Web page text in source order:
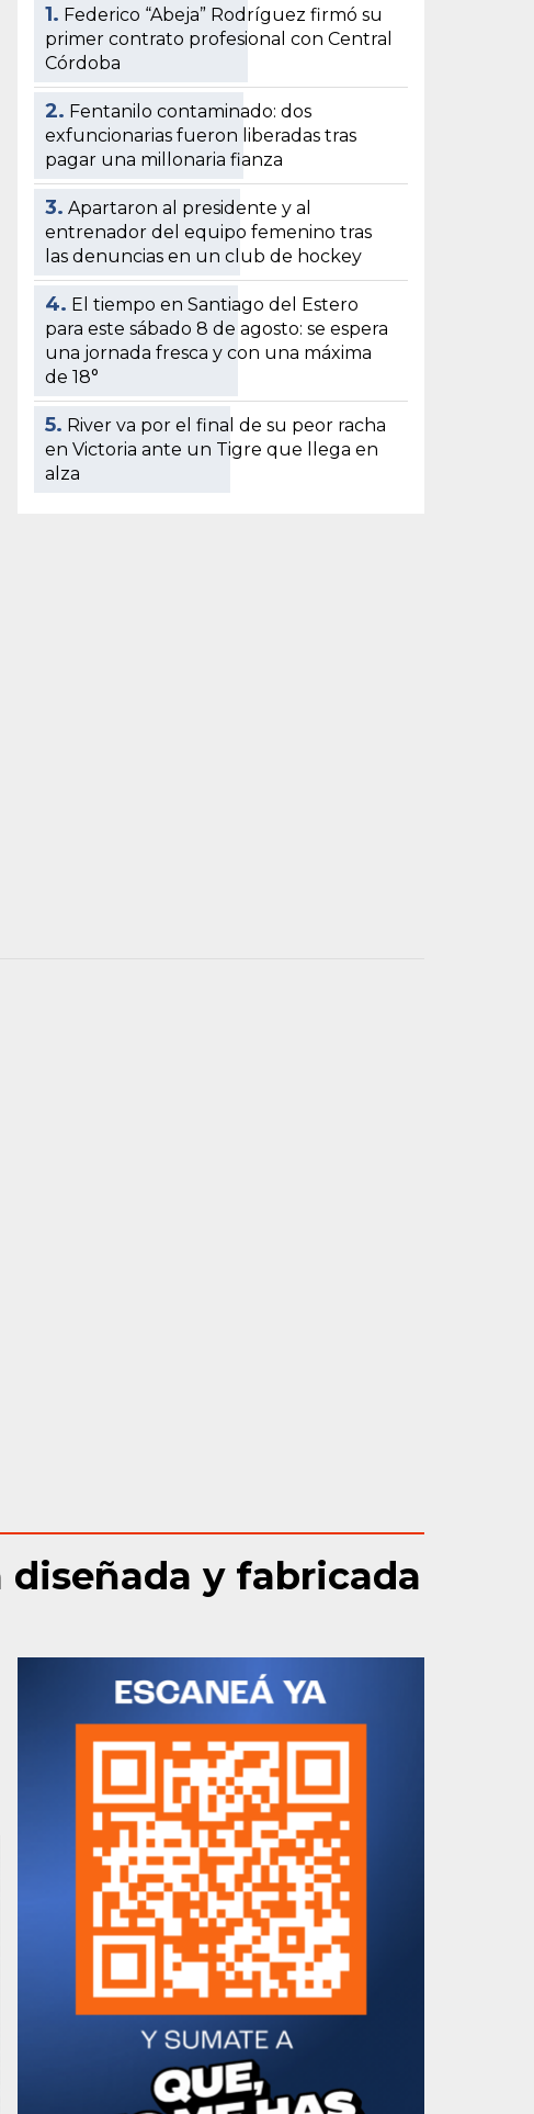
1. Federico “Abeja” Rodríguez firmó su
primer contrato profesional con Central
Córdoba
2. Fentanilo contaminado: dos
exfuncionarias fueron liberadas tras
pagar una millonaria fianza
3. Apartaron al presidente y al
entrenador del equipo femenino tras
las denuncias en un club de hockey
4. El tiempo en Santiago del Estero
para este sábado 8 de agosto: se espera
una jornada fresca y con una máxima
de 18°
5. River va por el final de su peor racha
en Victoria ante un Tigre que llega en
alza